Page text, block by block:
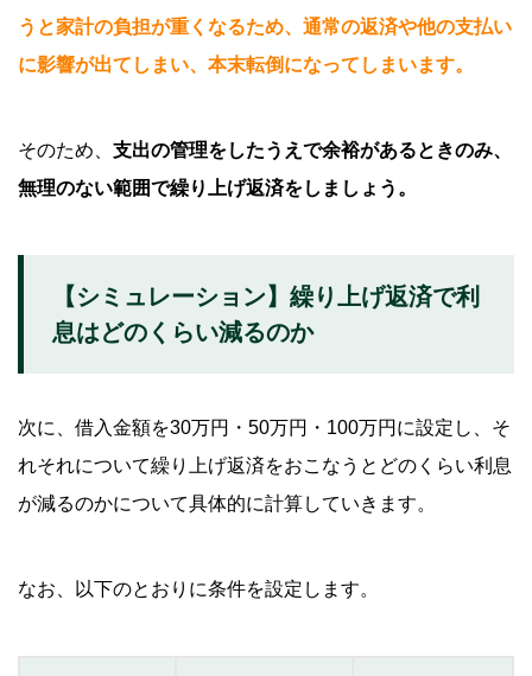
うと家計の負担が重くなるため、通常の返済や他の支払い
に影響が出てしまい、本末転倒になってしまいます。
そのため、 支出の管理をしたうえで余裕があるときのみ、
無理のない範囲で繰り上げ返済をしましょう。
【シミュレーション】繰り上げ返済で利
息はどのくらい減るのか
次に、借入金額を30万円・50万円・100万円に設定し、そ
れそれについて繰り上げ返済をおこなうとどのくらい利息
が減るのかについて具体的に計算していきます。
なお、以下のとおりに条件を設定します。